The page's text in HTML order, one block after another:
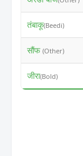
तंबाकू(Beedi)
सौंफ (Other)
जीरा(Bold)